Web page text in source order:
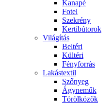
Kanapé
Fotel
Szekrény
Kertibútorok
Világítás
Beltéri
Kültéri
Fényforrás
Lakástextil
Szőnyeg
Ágyneműk
Törölközők